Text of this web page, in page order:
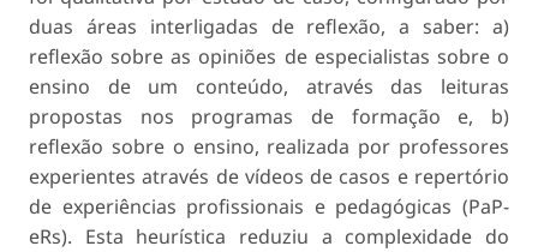
duas áreas interligadas de reflexão, a saber: a)
reflexão sobre as opiniões de especialistas sobre o
ensino de um conteúdo, através das leituras
propostas nos programas de formação e, b)
reflexão sobre o ensino, realizada por professores
experientes através de vídeos de casos e repertório
de experiências profissionais e pedagógicas (PaP-
eRs). Esta heurística reduziu a complexidade do